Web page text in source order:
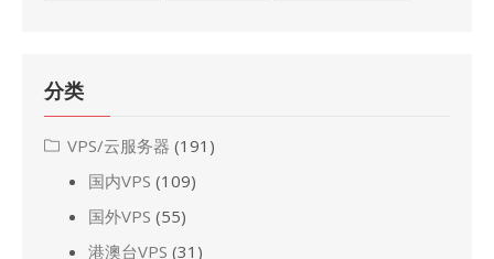
分类
VPS/云服务器 (191)
国内VPS (109)
国外VPS (55)
港澳台VPS (31)